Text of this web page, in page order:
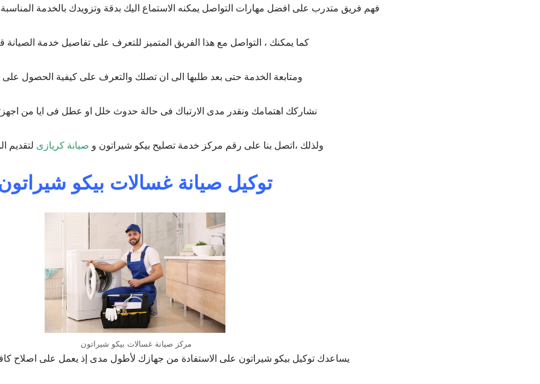
فهم فريق متدرب على افضل مهارات التواصل يمكنه الاستماع اليك بدقة وتزويدك بالخدمة
كما يمكنك ، التواصل مع هذا الفريق المتميز للتعرف على تفاصيل خدمة الصيانة
ومتابعة الخدمة حتى بعد طلبها الى ان تصلك والتعرف على كيفية الحصول
نشاركك اهتمامك ونقدر مدى الارتباك فى حالة حدوث خلل او عطل فى ايا من
ولذلك ،اتصل بنا على رقم مركز خدمة تصليح بيكو شيراتون و صيانة كريازى لتقديم
توكيل صيانة غسالات بيكو
مركز صيانة غسالات بيكو شيراتون
يساعدك توكيل بيكو شيراتون على الاستفادة من جهازك لأطول مدى إذ يعمل على اصلاح